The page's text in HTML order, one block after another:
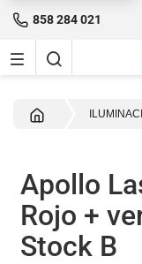
858 284 021
Apollo
Rojo +
Stock B